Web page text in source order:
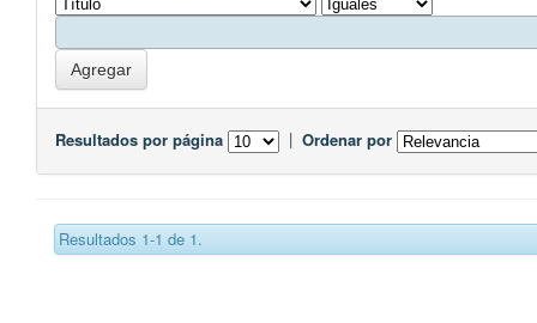
Resultados por página | Ordenar por
Resultados 1-1 de 1.